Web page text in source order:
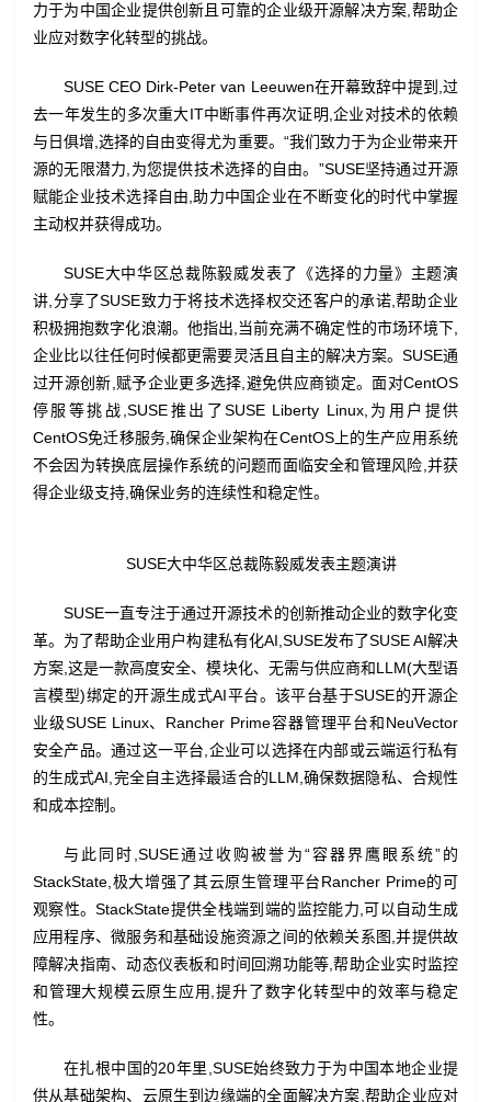
力于为中国企业提供创新且可靠的企业级开源解决方案,帮助企
业应对数字化转型的挑战。
SUSE CEO Dirk-Peter van Leeuwen在开幕致辞中提到,过
去一年发生的多次重大IT中断事件再次证明,企业对技术的依赖
与日俱增,选择的自由变得尤为重要。“我们致力于为企业带来开
源的无限潜力,为您提供技术选择的自由。”SUSE坚持通过开源
赋能企业技术选择自由,助力中国企业在不断变化的时代中掌握
主动权并获得成功。
SUSE大中华区总裁陈毅威发表了《选择的力量》主题演
讲,分享了SUSE致力于将技术选择权交还客户的承诺,帮助企业
积极拥抱数字化浪潮。他指出,当前充满不确定性的市场环境下,
企业比以往任何时候都更需要灵活且自主的解决方案。SUSE通
过开源创新,赋予企业更多选择,避免供应商锁定。面对CentOS
停服等挑战,SUSE推出了SUSE Liberty Linux,为用户提供
CentOS免迁移服务,确保企业架构在CentOS上的生产应用系统
不会因为转换底层操作系统的问题而面临安全和管理风险,并获
得企业级支持,确保业务的连续性和稳定性。
SUSE大中华区总裁陈毅威发表主题演讲
SUSE一直专注于通过开源技术的创新推动企业的数字化变
革。为了帮助企业用户构建私有化AI,SUSE发布了SUSE AI解决
方案,这是一款高度安全、模块化、无需与供应商和LLM(大型语
言模型)绑定的开源生成式AI平台。该平台基于SUSE的开源企
业级SUSE Linux、Rancher Prime容器管理平台和NeuVector
安全产品。通过这一平台,企业可以选择在内部或云端运行私有
的生成式AI,完全自主选择最适合的LLM,确保数据隐私、合规性
和成本控制。
与此同时,SUSE通过收购被誉为“容器界鹰眼系统”的
StackState,极大增强了其云原生管理平台Rancher Prime的可
观察性。StackState提供全栈端到端的监控能力,可以自动生成
应用程序、微服务和基础设施资源之间的依赖关系图,并提供故
障解决指南、动态仪表板和时间回溯功能等,帮助企业实时监控
和管理大规模云原生应用,提升了数字化转型中的效率与稳定
性。
在扎根中国的20年里,SUSE始终致力于为中国本地企业提
供从基础架构、云原生到边缘端的全面解决方案,帮助企业应对